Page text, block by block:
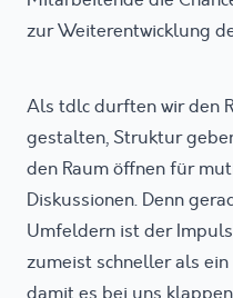
zur Weiterentwicklung
Als tdlc durften wir den
gestalten, Struktur
den Raum öffnen für
Diskussionen. Denn
Umfeldern ist der
zumeist schneller als